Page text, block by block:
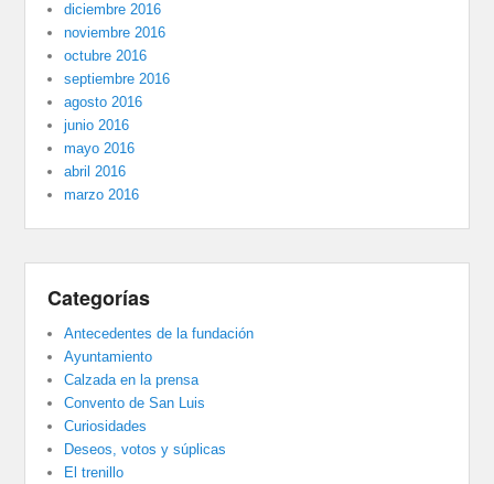
diciembre 2016
noviembre 2016
octubre 2016
septiembre 2016
agosto 2016
junio 2016
mayo 2016
abril 2016
marzo 2016
Categorías
Antecedentes de la fundación
Ayuntamiento
Calzada en la prensa
Convento de San Luis
Curiosidades
Deseos, votos y súplicas
El trenillo